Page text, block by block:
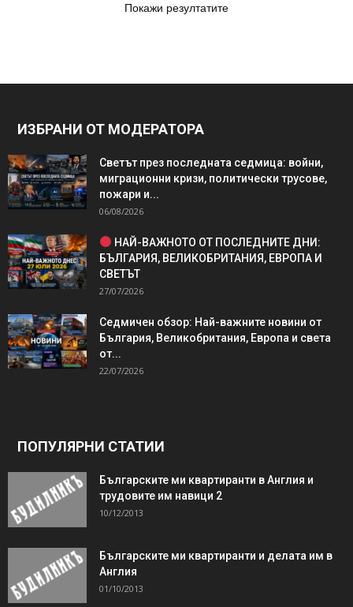
Покажи резултатите
ИЗБРАНИ ОТ МОДЕРАТОРА
Светът през последната седмица: войни,
миграционни кризи, политически трусове,
пожари и...
06/08/2026
НАЙ-ВАЖНОТО ОТ ПОСЛЕДНИТЕ ДНИ:
БЪЛГАРИЯ, ВЕЛИКОБРИТАНИЯ, ЕВРОПА И
СВЕТЪТ
27/07/2026
Седмичен обзор: Най-важните новини от
България, Великобритания, Европа и света
от...
22/07/2026
ПОПУЛЯРНИ СТАТИИ
Българските ми квартиранти в Англия и
трудовите им навици 2
10/12/2013
Българските ми квартиранти и делата им в
Англия
01/10/2013